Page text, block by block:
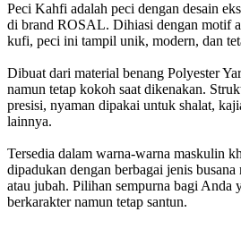
Peci Kahfi adalah peci dengan desain
di brand ROSAL. Dihiasi dengan motif
kufi, peci ini tampil unik, modern, dan
Dibuat dari material benang Polyester
namun tetap kokoh saat dikenakan.
presisi, nyaman dipakai untuk shalat,
lainnya.
Tersedia dalam warna-warna maskulin
dipadukan dengan berbagai jenis
atau jubah. Pilihan sempurna bagi Anda
berkarakter namun tetap santun.